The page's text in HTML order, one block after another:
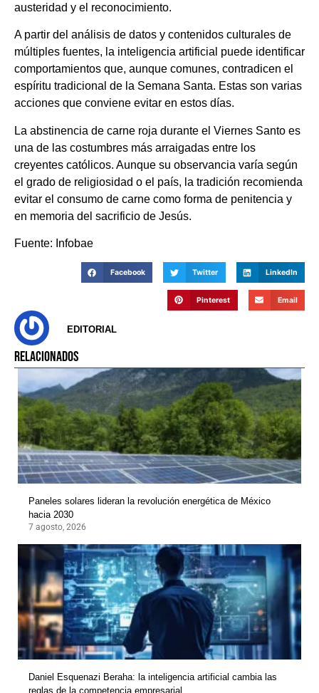
austeridad y el reconocimiento.
A partir del análisis de datos y contenidos culturales de
múltiples fuentes, la inteligencia artificial puede identificar
comportamientos que, aunque comunes, contradicen el
espíritu tradicional de la Semana Santa. Estas son varias
acciones que conviene evitar en estos días.
La abstinencia de carne roja durante el Viernes Santo es
una de las costumbres más arraigadas entre los
creyentes católicos. Aunque su observancia varía según
el grado de religiosidad o el país, la tradición recomienda
evitar el consumo de carne como forma de penitencia y
en memoria del sacrificio de Jesús.
Fuente: Infobae
Facebook Twitter LinkedIn
Pinterest Email
EDITORIAL
RELACIONADOS
Paneles solares lideran la revolución energética de México
hacia 2030
7 agosto, 2026
Daniel Esquenazi Beraha: la inteligencia artificial cambia las
reglas de la competencia empresarial